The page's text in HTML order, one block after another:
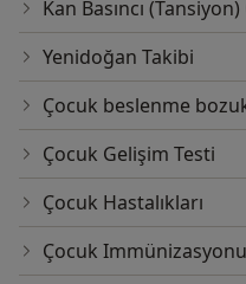
Kan Basıncı
Yenidoğan Takibi
Çocuk beslenme
Çocuk Gelişim Testi
Çocuk Hastalıkları
Çocuk